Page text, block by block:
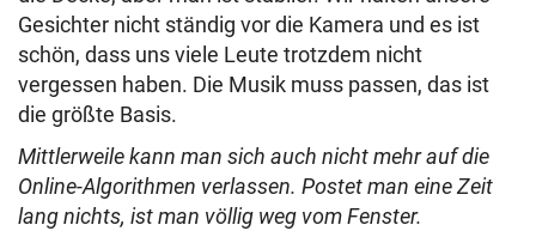
Gesichter nicht ständig vor die Kamera und es ist
schön, dass uns viele Leute trotzdem nicht
vergessen haben. Die Musik muss passen, das ist
die größte Basis.
Mittlerweile kann man sich auch nicht mehr auf die
Online-Algorithmen verlassen. Postet man eine Zeit
lang nichts, ist man völlig weg vom Fenster.